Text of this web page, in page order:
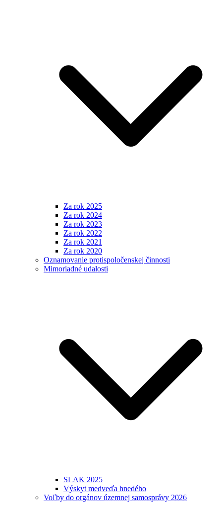
Za rok 2025
Za rok 2024
Za rok 2023
Za rok 2022
Za rok 2021
Za rok 2020
Oznamovanie protispoločenskej činnosti
Mimoriadné udalosti
SLAK 2025
Výskyt medveďa hnedého
Voľby do orgánov územnej samosprávy 2026